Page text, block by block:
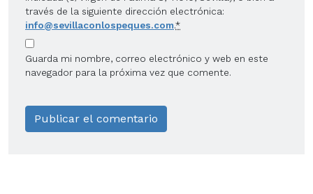
través de la siguiente dirección electrónica:
info@sevillaconlospeques.com.*
Guarda mi nombre, correo electrónico y web en este
navegador para la próxima vez que comente.